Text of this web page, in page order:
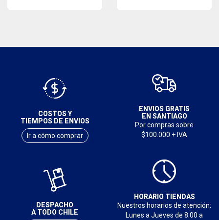
COSTOS Y
TIEMPOS DE ENVIOS
Ir a cómo comprar
ENVIOS GRATIS
EN SANTIAGO
Por compras sobre
$100.000 + IVA
DESPACHO
A TODO CHILE
HORARIO TIENDAS
Nuestros horarios de atención:
Lunes a Jueves de 8:00 a